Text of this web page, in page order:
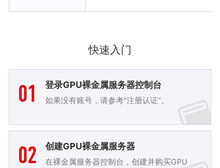
快速入门
登录GPU裸金属服务器控制台
如果没有账号，请参考“注册认证”。
01
创建GPU裸金属服务器
在裸金属服务器控制台，创建并购买GPU
02